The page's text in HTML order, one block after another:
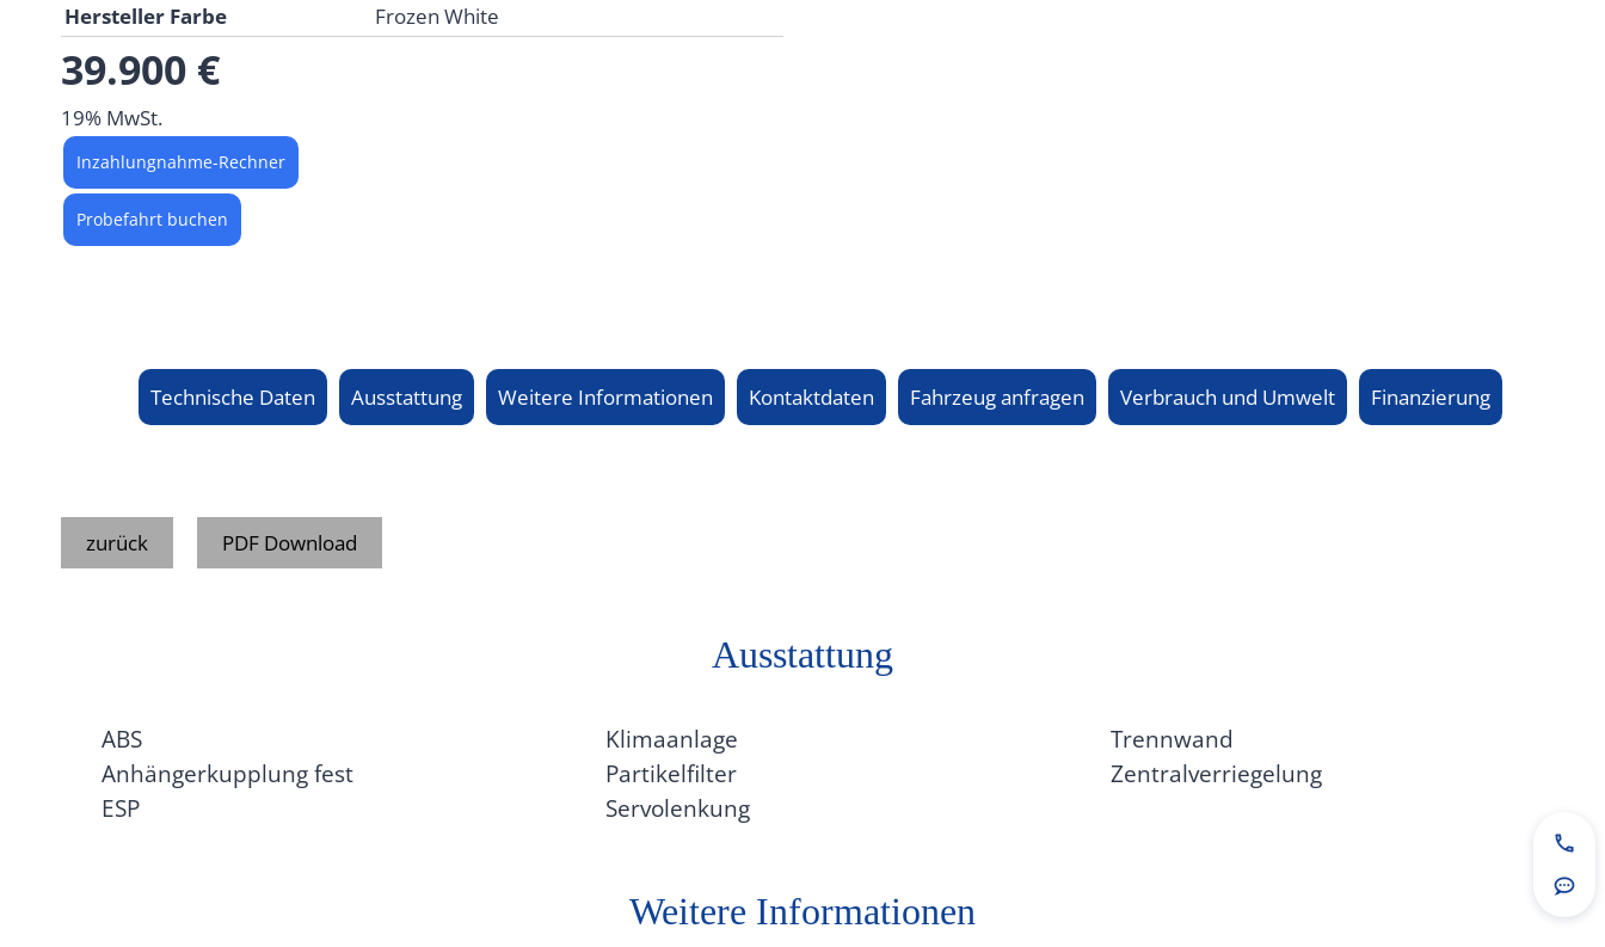
Hersteller Farbe
Frozen White
39.900 €
19% MwSt.
Inzahlungnahme-Rechner
Probefahrt buchen
Technische Daten Ausstattung Weitere Informationen Kontaktdaten Fahrzeug anfragen Verbrauch und Umwelt Finanzierung
zurück PDF Download
Ausstattung
ABS
Anhängerkupplung fest
ESP
Klimaanlage
Partikelfilter
Servolenkung
Trennwand
Zentralverriegelung
Weitere Informationen